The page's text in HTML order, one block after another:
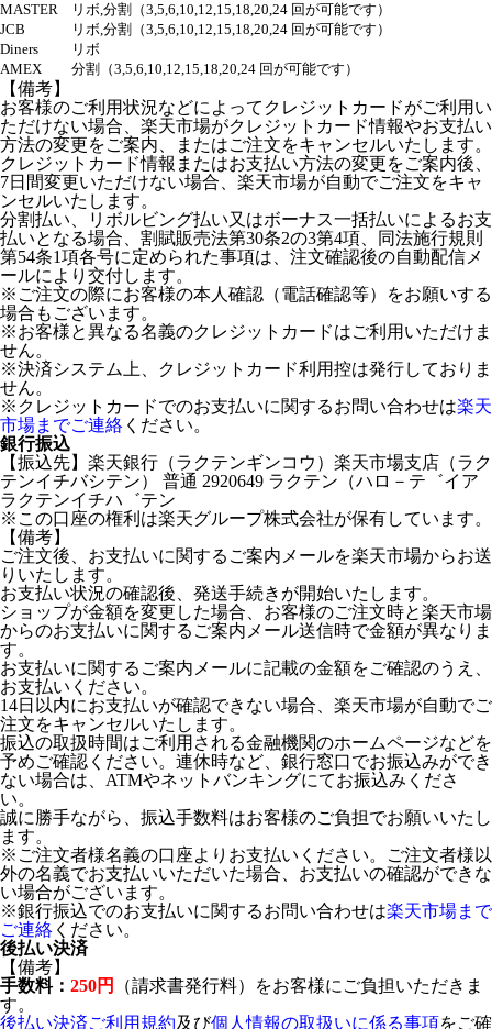
MASTER
リボ,分割（3,5,6,10,12,15,18,20,24 回が可能です）
JCB
リボ,分割（3,5,6,10,12,15,18,20,24 回が可能です）
Diners
リボ
AMEX
分割（3,5,6,10,12,15,18,20,24 回が可能です）
【備考】
お客様のご利用状況などによってクレジットカードがご利用い
ただけない場合、楽天市場がクレジットカード情報やお支払い
方法の変更をご案内、またはご注文をキャンセルいたします。
クレジットカード情報またはお支払い方法の変更をご案内後、
7日間変更いただけない場合、楽天市場が自動でご注文をキャ
ンセルいたします。
分割払い、リボルビング払い又はボーナス一括払いによるお支
払いとなる場合、割賦販売法第30条2の3第4項、同法施行規則
第54条1項各号に定められた事項は、注文確認後の自動配信メ
ールにより交付します。
※ご注文の際にお客様の本人確認（電話確認等）をお願いする
場合もございます。
※お客様と異なる名義のクレジットカードはご利用いただけま
せん。
※決済システム上、クレジットカード利用控は発行しておりま
せん。
※クレジットカードでのお支払いに関するお問い合わせは楽天
市場までご連絡 ください。
銀行振込
【振込先】楽天銀行（ラクテンギンコウ）楽天市場支店（ラク
テンイチバシテン） 普通 2920649 ラクテン（ハロ－テ゛イア
ラクテンイチハ゛テン
※この口座の権利は楽天グループ株式会社が保有しています。
【備考】
ご注文後、お支払いに関するご案内メールを楽天市場からお送
りいたします。
お支払い状況の確認後、発送手続きが開始いたします。
ショップが金額を変更した場合、お客様のご注文時と楽天市場
からのお支払いに関するご案内メール送信時で金額が異なりま
す。
お支払いに関するご案内メールに記載の金額をご確認のうえ、
お支払いください。
14日以内にお支払いが確認できない場合、楽天市場が自動でご
注文をキャンセルいたします。
振込の取扱時間はご利用される金融機関のホームページなどを
予めご確認ください。連休時など、銀行窓口でお振込みができ
ない場合は、ATMやネットバンキングにてお振込みくださ
い。
誠に勝手ながら、振込手数料はお客様のご負担でお願いいたし
ます。
※ご注文者様名義の口座よりお支払いください。ご注文者様以
外の名義でお支払いいただいた場合、お支払いの確認ができな
い場合がございます。
※銀行振込でのお支払いに関するお問い合わせは楽天市場まで
ご連絡 ください。
後払い決済
【備考】
手数料： 250円
（請求書発行料）をお客様にご負担いただきま
す。
後払い決済ご利用規約及び個人情報の取扱いに係る事項をご確